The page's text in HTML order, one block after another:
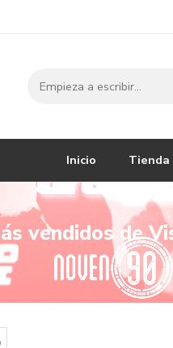
Inicio Tienda
vendidos de